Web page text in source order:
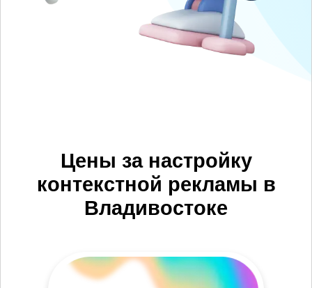
Цены за настройку
контекстной рекламы в
Владивостоке